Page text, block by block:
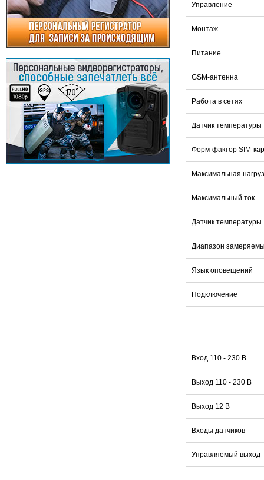
Управление
Монтаж
Питание
GSM-антенна
Работа в сетях
Датчик температуры
Форм-фактор SIM-
Максимальная
Максимальный ток
Датчик температуры
Диапазон
Язык оповещений
Подключение
Вход 110 - 230 В
Выход 110 - 230 В
Выход 12 В
Входы датчиков
Управляемый выход